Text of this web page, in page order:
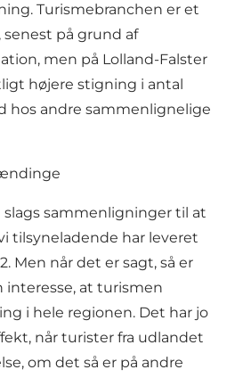
Turismebranchen er et
på grund af
men på Lolland-Falster
højere stigning i antal
hos andre sammenlignelige
slags sammenligninger til at
tilsyneladende har leveret
Men når det er sagt, så er
interesse, at turismen
i hele regionen. Det har jo
når turister fra udlandet
om det så er på andre